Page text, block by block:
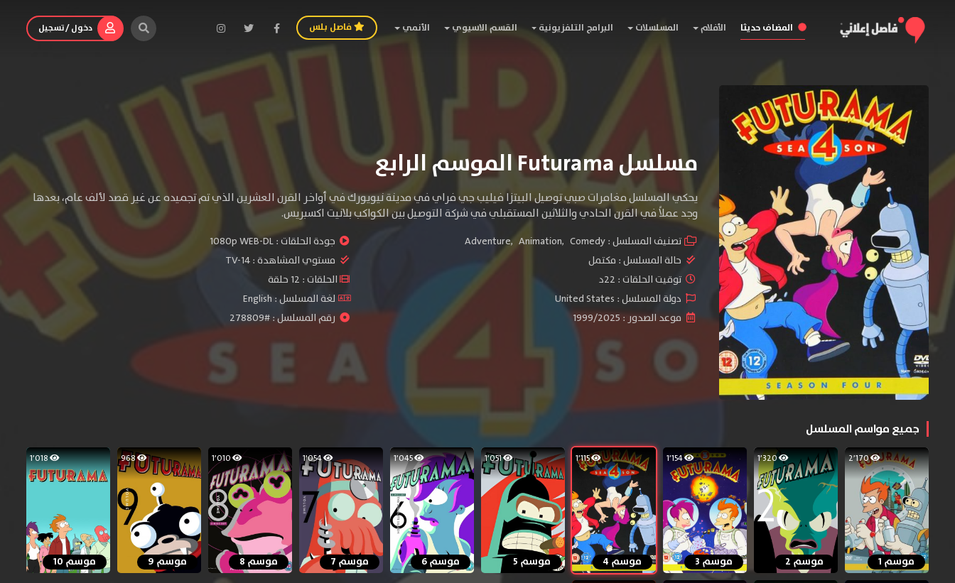
المضاف حديثا الأفلام المسلسلات البرامج التلفزيونية القسم الاسيوي الأنمي فاصل بلس دخول / تسجيل
مسلسل Futurama الموسم الرابع
يحكي المسلسل مغامرات صبي توصيل البيتزا فيليب جي فراي في مدينة نيويورك في أواخر القرن العشرين الذي تم تجميده عن غير قصد لألف عام، بعدها
وجد عملاً في القرن الحادي والثلاثين المستقبلي في شركة التوصيل بين الكواكب بلانيت اكسبريس.
تصنيف المسلسل : Adventure, Animation, Comedy جودة الحلقات :1080p WEB-DL
حالة المسلسل : مكتمل مستوي المشاهدة :TV-14
توقيت الحلقات : 22د
الحلقات : 12 حلقة
دولة المسلسل : United States
لغة المسلسل : English
موعد الصدور : 1999/2025
رقم المسلسل : #278809
جميع مواسم المسلسل
2٬170
موسم 1
1٬320
موسم 2
1٬154
موسم 3
1٬115
موسم 4
1٬051
موسم 5
1٬045
موسم 6
1٬054
موسم 7
1٬010
موسم 8
968
موسم 9
1٬018
موسم 10